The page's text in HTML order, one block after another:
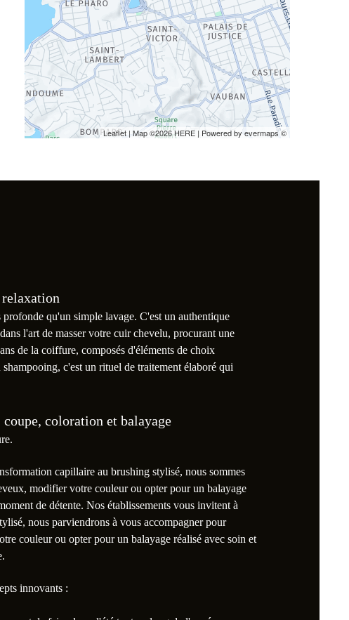
Leaflet | Map ©2026HERE | Powered byevermaps©
qu'un simple lavage. C'est un authentique
l'art de masser votre cuir chevelu, procurant une
de la coiffure, composés d'éléments de choix
c'est un rituel de traitement élaboré qui
coloration et balayage
capillaire au brushing stylisé, nous sommes
modifier votre couleur ou opter pour un balayage
de détente. Nos établissements vous invitent à
nous parviendrons à vous accompagner pour
couleur ou opter pour un balayage réalisé avec soin et
innovants :